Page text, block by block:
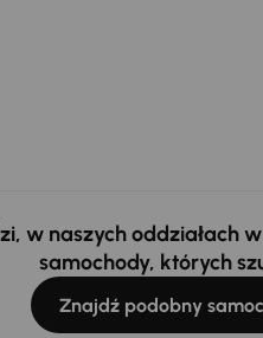
w naszych oddziałach
samochody, których
Znajdź podobny